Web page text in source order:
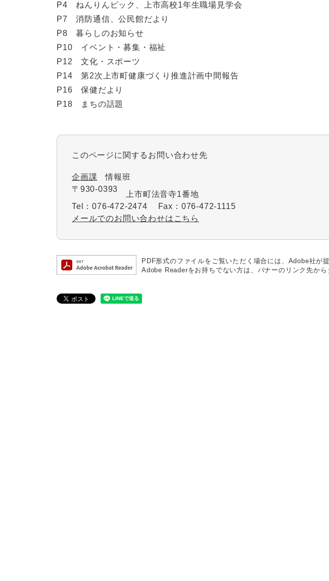
P4 ねんりんピック、上市高校1年生職場見学会
P7 消防通信、公民館だより
P8 暮らしのお知らせ
P10 イベント・募集・福祉
P12 文化・スポーツ
P14 第2次上市町健康づくり推進計画中間報告
P16 保健だより
P18 まちの話題
このページに関するお問い合わせ先
企画課
情報班
〒930-0393
上市町法音寺1番地
Tel：076-472-2474
Fax：076-472-1115
メールでのお問い合わせはこちら
PDF形式のファイルをご覧いただく場合には、Adobe社が
Adobe Readerをお持ちでない方は、バナーのリンク先から